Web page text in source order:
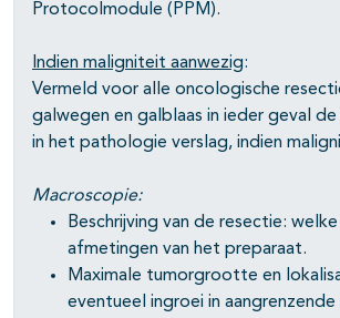
Protocolmodule (PPM).
Indien maligniteit aanwezig:
Vermeld voor alle oncologische
galwegen en galblaas in ieder geval
in het pathologie verslag, indien
Macroscopie:
Beschrijving van de resectie:
afmetingen van het preparaat.
Maximale tumorgrootte en
eventueel ingroei in